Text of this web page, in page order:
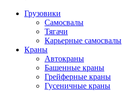
Грузовики
Самосвалы
Тягачи
Карьерные самосвалы
Краны
Автокраны
Башенные краны
Грейферные краны
Гусеничные краны